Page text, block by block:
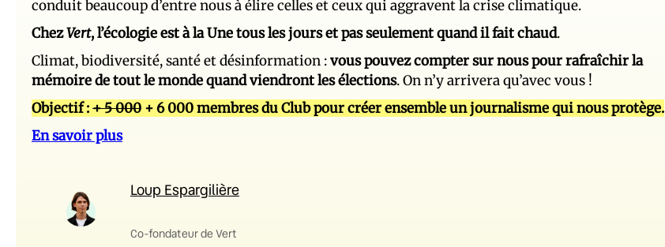
conduit beaucoup d’entre nous à élire celles et ceux qui aggravent la crise climatique.
ChezVert, l’écologie est à la Une tous les jours et pas seulement quand il fait chaud.
Climat, biodiversité, santé et désinformation :vous pouvez compter sur nous pour rafraîchir la
mémoire de tout le monde quand viendront les élections. On n’y arrivera qu’avec vous !
Objectif :+ 5 000 + 6 000 membres du Club pour créer ensemble un journalisme qui nous protège.
En savoir plus
Loup Espargilière
Co-fondateur de Vert